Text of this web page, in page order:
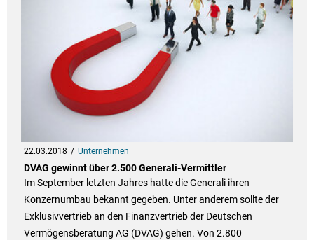
22.03.2018 Unternehmen
DVAG gewinnt über 2.500 Generali-Vermittler
Im September letzten Jahres hatte die Generali ihren
Konzernumbau bekannt gegeben. Unter anderem sollte der
Exklusivvertrieb an den Finanzvertrieb der Deutschen
Vermögensberatung AG (DVAG) gehen. Von 2.800